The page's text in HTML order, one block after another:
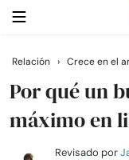
Buscar
Casarse
Relación › Crece en el
Por qué un
máximo en
Revisado por